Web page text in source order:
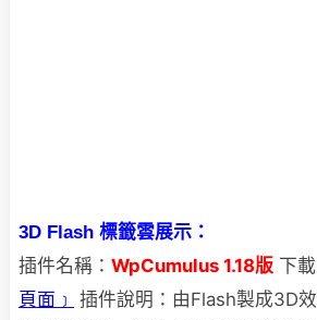
3D Flash 標籤雲展示：
插件名稱： WpCumulus 1.18版 下
頁面﹞ 插件說明：由Flash製成3D